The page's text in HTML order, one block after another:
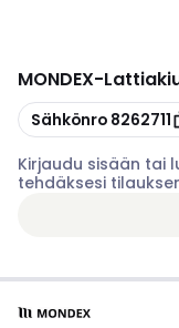
MONDEX-
Kopioi
Sähkönro 8262711
Kirjaudu sisään tai
tehdäksesi